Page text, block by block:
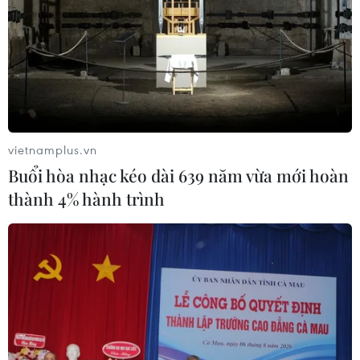
Xem thêm
CƠ QUAN CHỦ QUẢN: THÔNG TẤN XÃ VIỆT NAM
Tổng Biên tập: TRẦN TIẾN DUẨN
Phó Tổng Biên tập: NGUYỄN THỊ TÁM, KHÚC THANH
THỦY
Sở hữu trí tuệ
Quy định sử dụng
Hỗ trợ
TTXVN
Dịch vụ tin
Quảng cáo
vietnamplus.vn
Buổi hòa nhạc kéo dài 639 năm vừa mới hoàn
thành 4% hành trình